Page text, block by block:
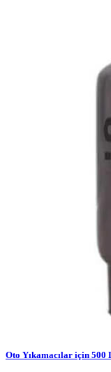
Oto Yıkamacılar için 500